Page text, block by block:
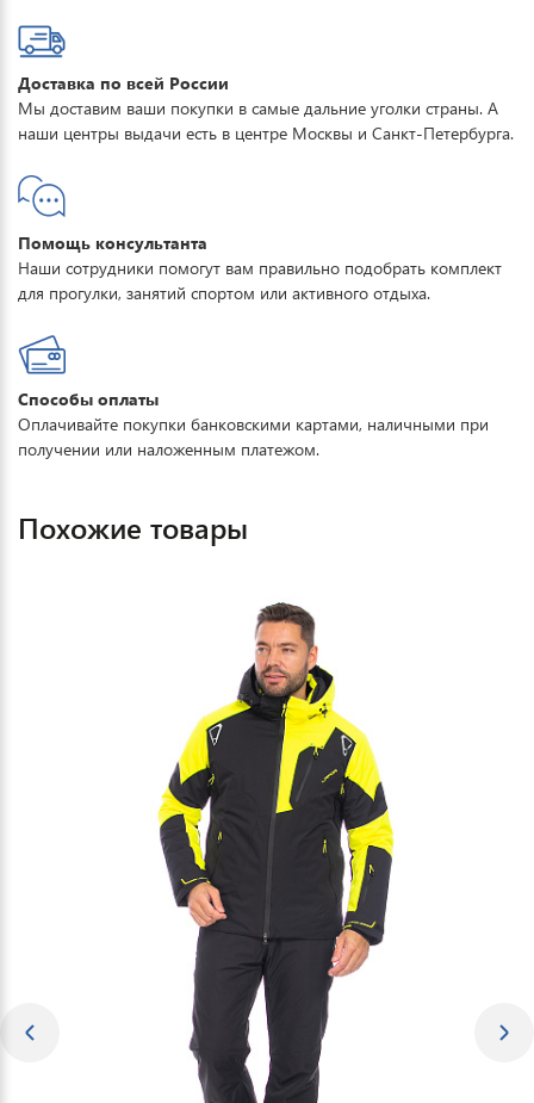
Доставка по всей России
Мы доставим ваши покупки в самые дальние уголки страны. А
наши центры выдачи есть в центре Москвы и Санкт-Петербурга.
Помощь консультанта
Наши сотрудники помогут вам правильно подобрать комплект
для прогулки, занятий спортом или активного отдыха.
Способы оплаты
Оплачивайте покупки банковскими картами, наличными при
получении или наложенным платежом.
Похожие товары